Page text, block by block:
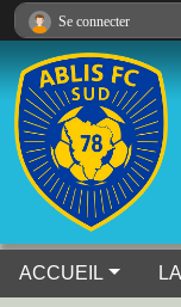
ACCUEIL
Se connecter
Panneau de gestion